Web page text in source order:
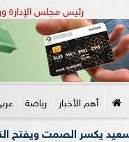
رئيس مجلس الإدارة
أهم الأخبار رياضة
ويفتح النار على